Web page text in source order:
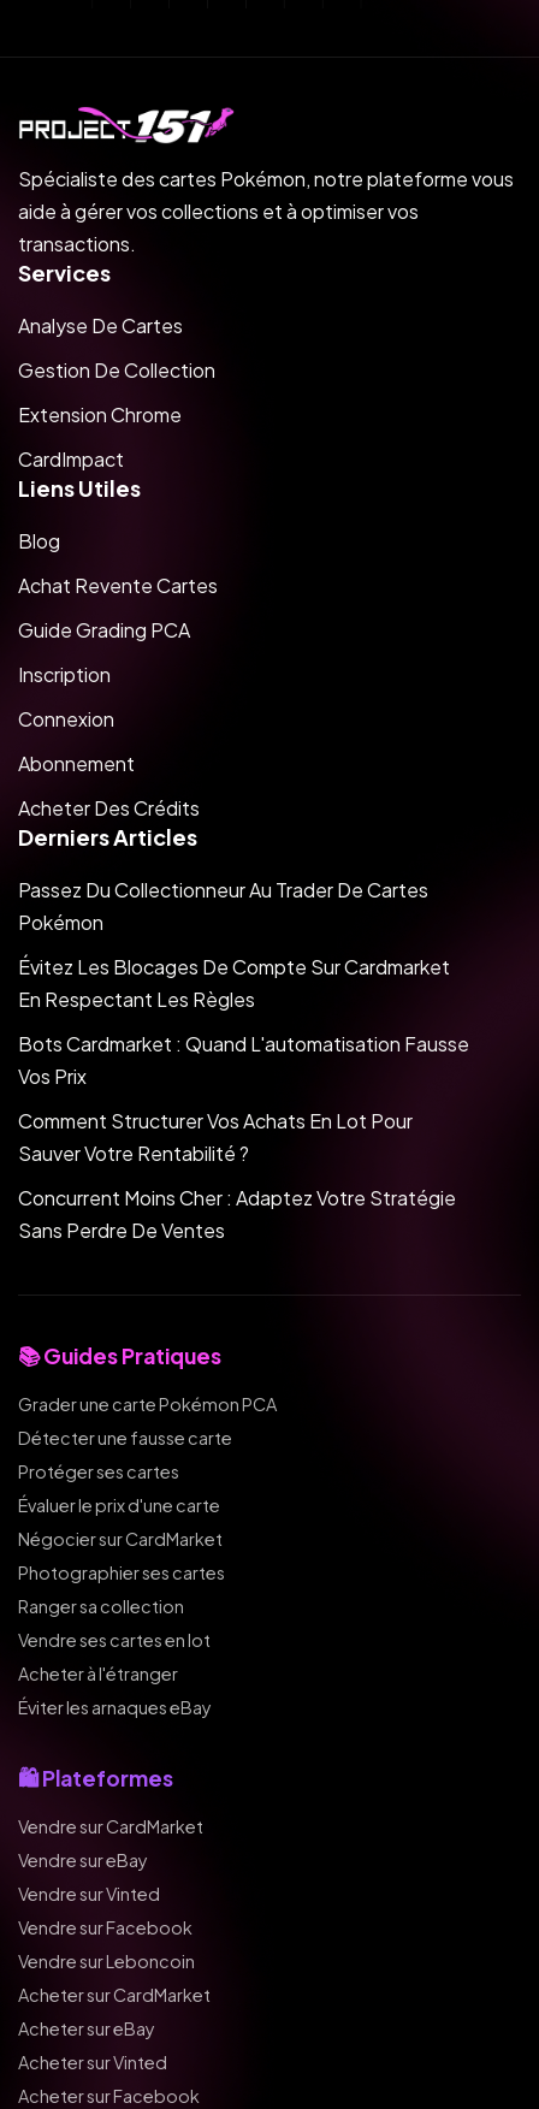
Spécialiste des cartes Pokémon, notre plateforme vous
aide à gérer vos collections et à optimiser vos
transactions.
Services
Analyse De Cartes
Gestion De Collection
Extension Chrome
CardImpact
Liens Utiles
Blog
Achat Revente Cartes
Guide Grading PCA
Inscription
Connexion
Abonnement
Acheter Des Crédits
Derniers Articles
Passez Du Collectionneur Au Trader De Cartes
Pokémon
Évitez Les Blocages De Compte Sur Cardmarket
En Respectant Les Règles
Bots Cardmarket : Quand L'automatisation Fausse
Vos Prix
Comment Structurer Vos Achats En Lot Pour
Sauver Votre Rentabilité ?
Concurrent Moins Cher : Adaptez Votre Stratégie
Sans Perdre De Ventes
📚 Guides Pratiques
Grader une carte Pokémon PCA
Détecter une fausse carte
Protéger ses cartes
Évaluer le prix d'une carte
Négocier sur CardMarket
Photographier ses cartes
Ranger sa collection
Vendre ses cartes en lot
Acheter à l'étranger
Éviter les arnaques eBay
🛍️ Plateformes
Vendre sur CardMarket
Vendre sur eBay
Vendre sur Vinted
Vendre sur Facebook
Vendre sur Leboncoin
Acheter sur CardMarket
Acheter sur eBay
Acheter sur Vinted
Acheter sur Facebook